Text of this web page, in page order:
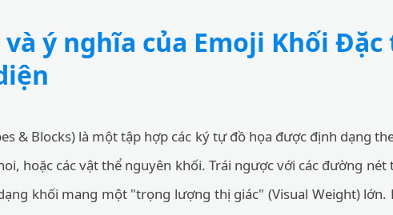
ý nghĩa của Emoji Khối
& Blocks) là một tập hợp các ký tự đồ họa được định dạng
hoặc các vật thể nguyên khối. Trái ngược với các đường nét
khối mang một "trọng lượng thị giác" (Visual Weight) lớn.